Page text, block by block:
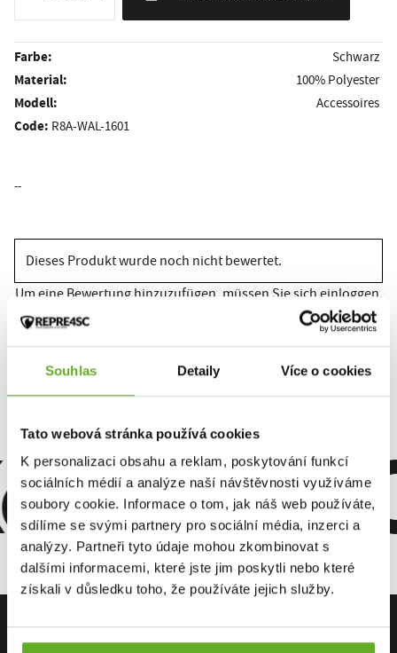
Souhlas Detaily Více o cookies
Tato webová stránka používá cookies
K personalizaci obsahu a reklam, poskytování funkcí
sociálních médií a analýze naší návštěvnosti využíváme
soubory cookie. Informace o tom, jak náš web používáte,
sdílíme se svými partnery pro sociální média, inzerci a
analýzy. Partneři tyto údaje mohou zkombinovat s
dalšími informacemi, které jste jim poskytli nebo které
získali v důsledku toho, že používáte jejich služby.
Farbe: Schwarz
Material: 100% Polyester
Modell: Accessoires
Code: R8A-WAL-1601
--
Dieses Produkt wurde noch nicht bewertet.
Um eine Bewertung hinzuzufügen, müssen Sie sich einloggen.
Bewerten Sie das Produkt